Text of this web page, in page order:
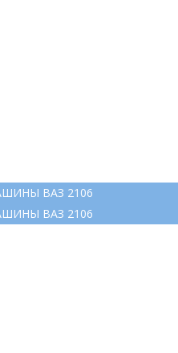
ВАЗ 2106
ВАЗ 2106